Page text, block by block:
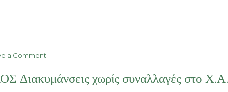
a Comment
τροχαίο
τροχαίο
χωρίς συναλλαγές στο Χ.Α.